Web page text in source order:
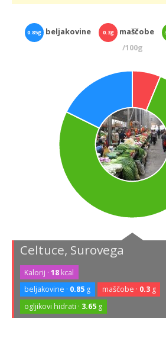
0.85g beljakovine 0.3g maščobe
/100g
Celtuce, Surovega
Kalorij ·18 kcal
beljakovine · 0.85 g maščobe · 0.3g
ogljikovi hidrati · 3.65 g